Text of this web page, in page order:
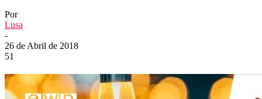
Por
Lusa
-
26 de Abril de 2018
51